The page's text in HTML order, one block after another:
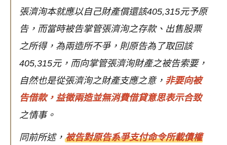
張濟洵本就應以自己財產償還該405,315元予原
告，而當時被告掌管張濟洵之存款、出售股票
之所得，為兩造所不爭，則原告為了取回該
405,315元，而向掌管張濟洵財產之被告索要，
自然也是從張濟洵之財產支應之意， 非要向被
告借款，益徵兩造並無消費借貸意思表示合致
之情事。
同前所述， 被告對原告系爭支付命令所載債權